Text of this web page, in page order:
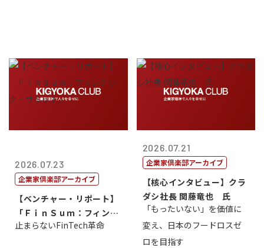
2026.07.23
企業家倶楽部アーカイブ
【ベンチャー・リポート】
「ＦｉｎＳｕｍ：フィンテ
ック・サミッ...
止まらないFinTech革命
2026.07.21
企業家倶楽部アーカイブ
【核心インタビュー】クラ
ダシ社長 関藤竜也 氏
「もったいない」を価値に
変え、日本のフードロスゼ
ロを目指す